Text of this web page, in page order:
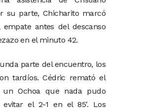
su parte, Chicharito marcó
antes del descanso
en el minuto 42.
parte del encuentro, los
tardíos. Cédric remató el
un Ochoa que nada pudo
el 2-1 en el 85′. Los